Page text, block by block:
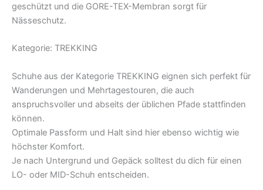
geschützt und die GORE-TEX-Membran sorgt für
Nässeschutz.
Kategorie: TREKKING
Schuhe aus der Kategorie TREKKING eignen sich perfekt für
Wanderungen und Mehrtagestouren, die auch
anspruchsvoller und abseits der üblichen Pfade stattfinden
können.
Optimale Passform und Halt sind hier ebenso wichtig wie
höchster Komfort.
Je nach Untergrund und Gepäck solltest du dich für einen
LO- oder MID-Schuh entscheiden.